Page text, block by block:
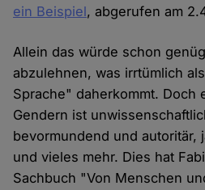
ein Beispiel, abgerufen am
Allein das würde schon
abzulehnen, was irrtümlich
Sprache" daherkommt. Doch
Gendern ist
bevormundend und autoritär,
und vieles mehr. Dies hat
Sachbuch "Von Menschen